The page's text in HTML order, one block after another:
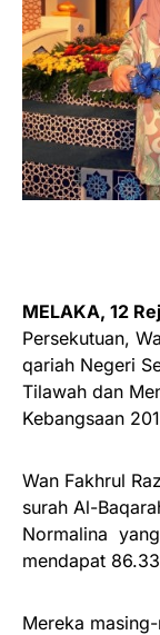
MELAKA, 12
Persekutuan,
qariah Negeri
Tilawah dan
Kebangsaan
Wan Fakhrul
surah Al-
Normalina
mendapat
Mereka